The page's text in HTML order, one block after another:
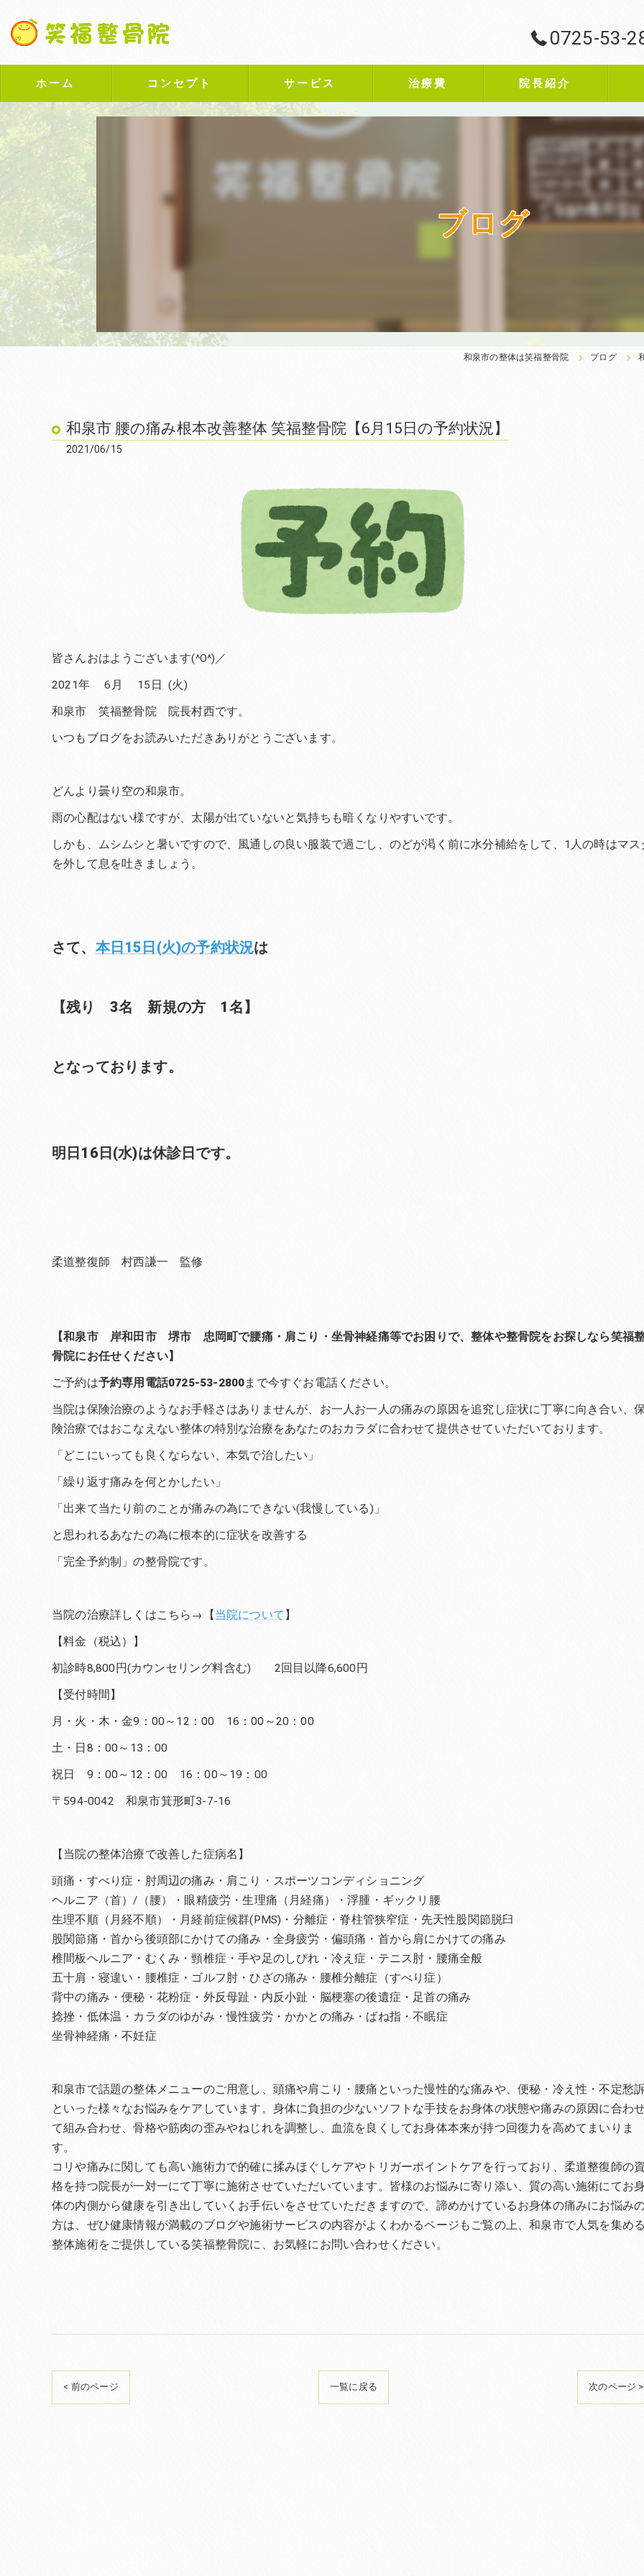
0725-53-
ホーム コンセプト サービス 治療費 院長紹介
ブログ
和泉市の整体は笑福整骨院 ブログ
和泉市 腰の痛み根本改善整体 笑福整骨院【6月15日の予約状況】
2021/06/15
皆さんおはようございます(^O^)／
2021年 6月 15日 (火)
和泉市 笑福整骨院 院長村西です。
いつもブログをお読みいただきありがとうございます。
どんより曇り空の和泉市。
雨の心配はない様ですが、太陽が出ていないと気持ちも暗くなりやすいです。
しかも、ムシムシと暑いですので、風通しの良い服装で過ごし、のどが渇く前に水分補給をして、1人の時はマス
を外して息を吐きましょう。
さて、 本日15日(火)の予約状況は
【残り 3名 新規の方 1名】
となっております。
明日16日(水)は休診日です。
柔道整復師 村西謙一 監修
【和泉市 岸和田市 堺市 忠岡町で腰痛・肩こり・坐骨神経痛等でお困りで、整体や整骨院をお探しなら笑福
骨院にお任せください】
ご予約は予約専用電話0725-53-2800まで今すぐお電話ください。
当院は保険治療のようなお手軽さはありませんが、お一人お一人の痛みの原因を追究し症状に丁寧に向き合い、
険治療ではおこなえない整体の特別な治療をあなたのおカラダに合わせて提供させていただいております。
「どこにいっても良くならない、本気で治したい」
「繰り返す痛みを何とかしたい」
「出来て当たり前のことが痛みの為にできない(我慢している)」
と思われるあなたの為に根本的に症状を改善する
「完全予約制」の整骨院です。
当院の治療詳しくはこちら→【 当院について 】
【料金（税込）】
初診時8,800円(カウンセリング料含む) 2回目以降6,600円
【受付時間】
月・火・木・金9：00～12：00 16：00～20：00
土・日8：00～13：00
祝日 9：00～12：00 16：00～19：00
〒594-0042 和泉市箕形町3-7-16
【当院の整体治療で改善した症病名】
頭痛・すべり症・肘周辺の痛み・肩こり・スポーツコンディショニング
ヘルニア（首）/（腰）・眼精疲労・生理痛（月経痛）・浮腫・ギックリ腰
生理不順（月経不順）・月経前症候群(PMS)・分離症・脊柱管狭窄症・先天性股関節脱臼
股関節痛・首から後頭部にかけての痛み・全身疲労・偏頭痛・首から肩にかけての痛み
椎間板ヘルニア・むくみ・頸椎症・手や足のしびれ・冷え症・テニス肘・腰痛全般
五十肩・寝違い・腰椎症・ゴルフ肘・ひざの痛み・腰椎分離症（すべり症）
背中の痛み・便秘・花粉症・外反母趾・内反小趾・脳梗塞の後遺症・足首の痛み
捻挫・低体温・カラダのゆがみ・慢性疲労・かかとの痛み・ばね指・不眠症
坐骨神経痛・不妊症
和泉市で話題の整体メニューのご用意し、頭痛や肩こり・腰痛といった慢性的な痛みや、便秘・冷え性・不定愁
といった様々なお悩みをケアしています。身体に負担の少ないソフトな手技をお身体の状態や痛みの原因に合わ
て組み合わせ、骨格や筋肉の歪みやねじれを調整し、血流を良くしてお身体本来が持つ回復力を高めてまいりま
す。
コリや痛みに関しても高い施術力で的確に揉みほぐしケアやトリガーポイントケアを行っており、柔道整復師の
格を持つ院長が一対一にて丁寧に施術させていただいています。皆様のお悩みに寄り添い、質の高い施術にてお
体の内側から健康を引き出していくお手伝いをさせていただきますので、諦めかけているお身体の痛みにお悩み
方は、ぜひ健康情報が満載のブログや施術サービスの内容がよくわかるページもご覧の上、和泉市で人気を集め
整体施術をご提供している笑福整骨院に、お気軽にお問い合わせください。
< 前のページ 一覧に戻る 次のページ >